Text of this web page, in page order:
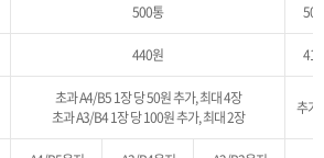
500통
440원
초과 A4/B5 1장 당 50원 추가, 최대 4장
초과 A3/B4 1장 당 100원 추가, 최대 2장
추가